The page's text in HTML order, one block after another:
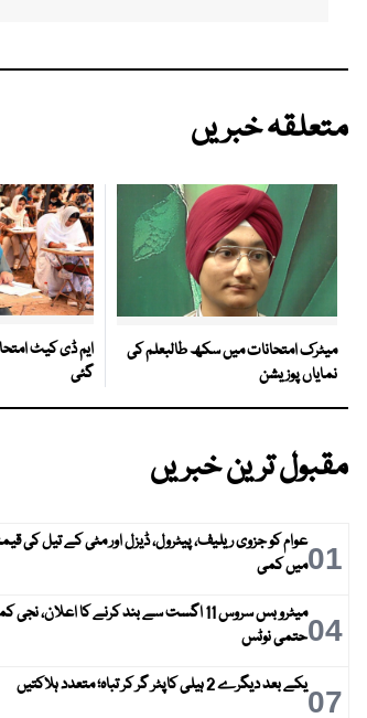
متعلقہ خبریں
میٹرک امتحانات میں سکھ طالبعلم کی
نمایاں پوزیشن
ایم ڈی کیٹ
گئی
مقبول ترین خبریں
01عوام کو جزوی ریلیف، پیٹرول، ڈیزل اور مٹی کے تیل کی
میں کمی
04
میٹرو بس سروس 11 اگست سے بند کرنے کا اعلان،
حتمی نوٹس
07یکے بعد دیگرے 2 ہیلی کاپٹر گر کر تباہ؛ متعدد ہلاکتیں